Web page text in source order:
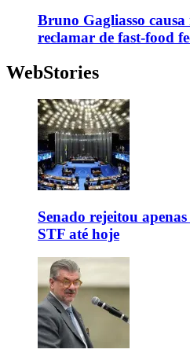
Bruno Gagliasso
reclamar de fast-food
WebStories
Senado rejeitou
STF até hoje